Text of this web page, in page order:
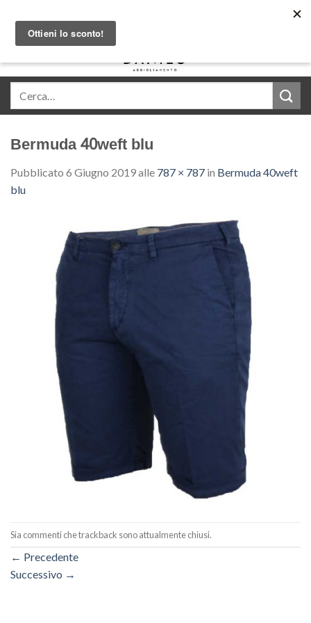
content
Bermuda 40weft blu
Pubblicato 6 Giugno 2019alle 787 × 787 in Bermuda 40weft
blu
Sia commenti che trackback sono attualmente chiusi.
← Precedente
Successivo →